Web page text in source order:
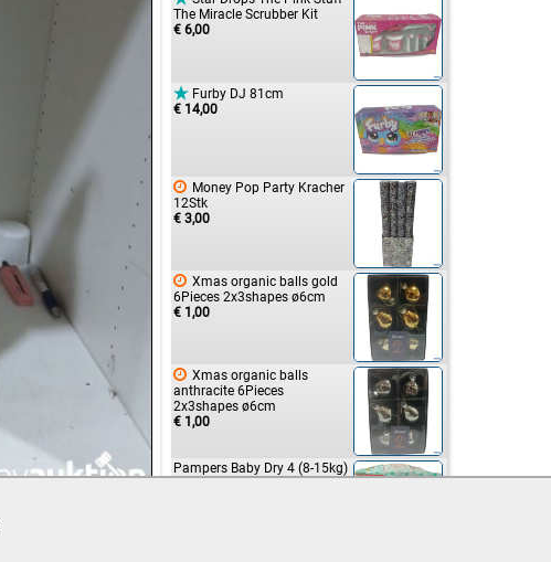
The Miracle Scrubber Kit
€ 6,00
 Furby DJ 81cm
€ 14,00
 Money Pop Party Kracher
12Stk
€ 3,00
 Xmas organic balls gold
6Pieces 2x3shapes ø6cm
€ 1,00
 Xmas organic balls
anthracite 6Pieces
2x3shapes ø6cm
€ 1,00
Pampers Baby Dry 4 (8-15kg)